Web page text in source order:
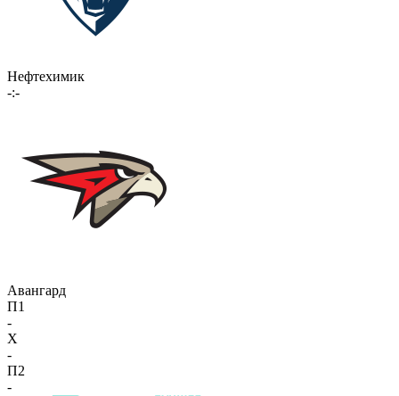
Нефтехимик
-:-
Авангард
П1
-
X
-
П2
-